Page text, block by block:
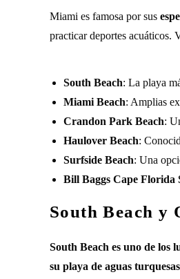
Miami es famosa por sus
practicar deportes acuáticos.
South Beach: La playa
Miami Beach: Amplias
Crandon Park Beach:
Haulover Beach:
Surfside Beach: Una
Bill Baggs Cape Florida
South Beach y
South Beach es uno de los
su playa de aguas turquesas